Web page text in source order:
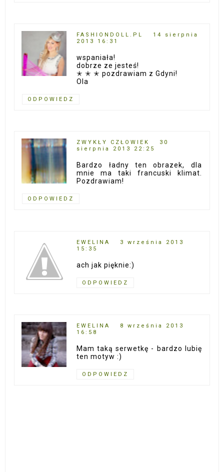
FASHIONDOLL.PL
14 sierpnia
2013 16:31
wspaniała!
dobrze ze jesteś!
✭ ✭ ✭ pozdrawiam z Gdyni!
Ola
ODPOWIEDZ
ZWYKŁY CZŁOWIEK
30
sierpnia 2013 22:25
Bardzo ładny ten obrazek, dla
mnie ma taki francuski klimat.
Pozdrawiam!
ODPOWIEDZ
EWELINA
3 września 2013
15:35
ach jak pięknie:)
ODPOWIEDZ
EWELINA
8 września 2013
16:58
Mam taką serwetkę - bardzo lubię
ten motyw :)
ODPOWIEDZ